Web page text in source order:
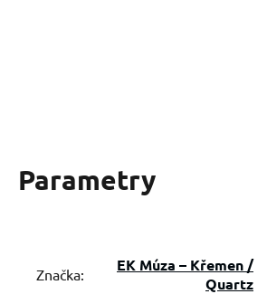
Parametry
Značka:
EK Múza – Křemen /
Quartz